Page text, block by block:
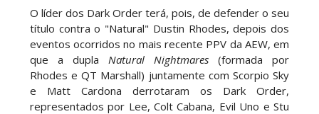
Semana em Sexyness No.52
SCSA867-Aug 02 2026
WWE SummerSlam 2026 - Saturday
Unknown-Aug 01 2026
O líder dos Dark Order terá, pois, de defender o seu
título contra o "Natural" Dustin Rhodes, depois dos
eventos ocorridos no mais recente PPV da AEW, em
que a dupla Natural Nightmares (formada por
Rhodes e QT Marshall) juntamente com Scorpio Sky
e Matt Cardona derrotaram os Dark Order,
representados por Lee, Colt Cabana, Evil Uno e Stu